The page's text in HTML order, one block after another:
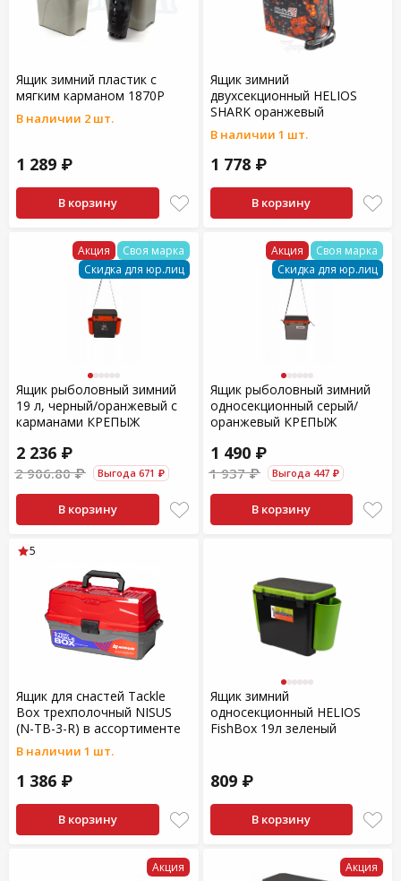
Ящик зимний пластик с
мягким карманом 1870Р
В наличии 2 шт.
1 289 ₽
В корзину
Ящик зимний
двухсекционный HELIOS
SHARK оранжевый
В наличии 1 шт.
1 778 ₽
В корзину
Акция
Своя марка
Скидка для юр.лиц
Ящик рыболовный зимний
19 л, черный/оранжевый с
карманами КРЕПЫЖ
2 236 ₽
2 906.80 ₽ Выгода 671 ₽
В корзину
Акция
Своя марка
Скидка для юр.лиц
Ящик рыболовный зимний
односекционный серый/
оранжевый КРЕПЫЖ
1 490 ₽
1 937 ₽ Выгода 447 ₽
В корзину
Ящик для снастей Tackle
Box трехполочный NISUS
(N-TB-3-R) в ассортименте
В наличии 1 шт.
1 386 ₽
В корзину
5
Ящик зимний
односекционный HELIOS
FishBox 19л зеленый
809 ₽
В корзину
Акция Акция